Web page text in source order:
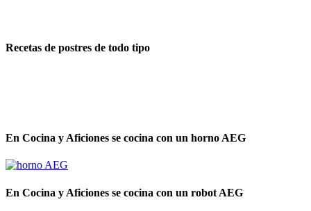
Recetas de postres de todo tipo
En Cocina y Aficiones se cocina con un horno AEG
En Cocina y Aficiones se cocina con un robot AEG